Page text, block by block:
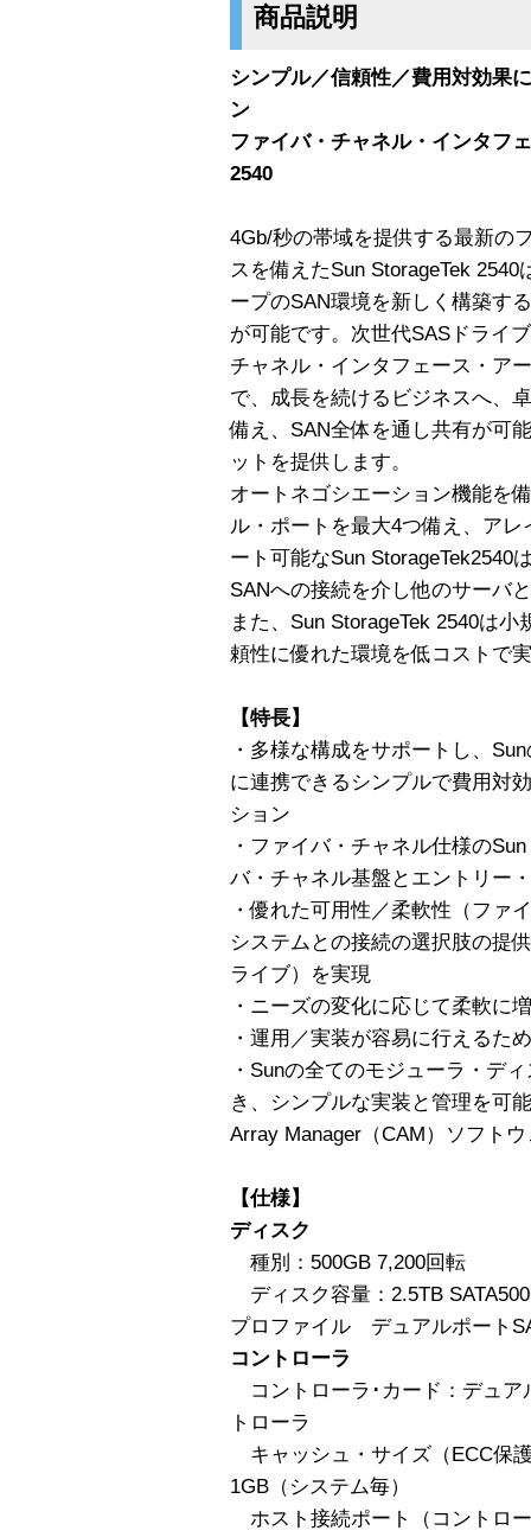
商品説明
シンプル／信頼性／費用対効果
ン
ファイバ・チャネル・インタフ
2540
4Gb/秒の帯域を提供する最新の
スを備えたSun StorageTek
ープのSAN環境を新しく構築す
が可能です。次世代SASドライ
チャネル・インタフェース・ア
で、成長を続けるビジネスへ、
備え、SAN全体を通し共有が可
ットを提供します。
オートネゴシエーション機能を
ル・ポートを最大4つ備え、ア
ート可能なSun StorageTek2540
SANへの接続を介し他のサーバ
また、Sun StorageTek 2540は
頼性に優れた環境を低コストで
【特長】
・多様な構成をサポートし、
に連携できるシンプルで費用対
ション
・ファイバ・チャネル仕様の
バ・チャネル基盤とエントリー
・優れた可用性／柔軟性（ファ
システムとの接続の選択肢の提
ライブ）を実現
・ニーズの変化に応じて柔軟に
・運用／実装が容易に行えるた
・Sunの全てのモジューラ・デ
き、シンプルな実装と管理を可
Array Manager（CAM）ソフトウ
【仕様】
ディスク
種別：500GB 7,200回転
ディスク容量：2.5TB
プロファイル デュアルポート
コントローラ
コントローラ･カード：デュア
トローラ
キャッシュ・サイズ（ECC保
1GB（システム毎）
ホスト接続ポート（コントロ